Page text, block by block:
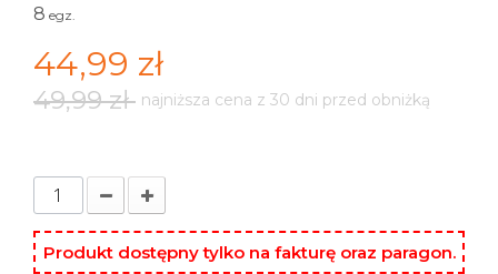
8 egz.
44,99 zł
49,99 zł najniższa cena z 30 dni przed obniżką
Produkt dostępny tylko na fakturę oraz paragon.